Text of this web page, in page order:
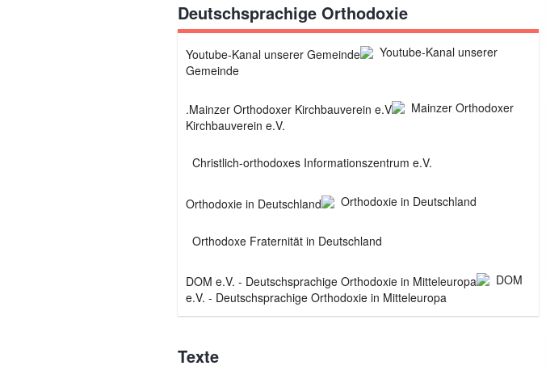
Deutschsprachige Orthodoxie
Youtube-Kanal unserer
Gemeinde
Mainzer Orthodoxer
Kirchbauverein e.V.
Christlich-orthodoxes Informationszentrum e.V.
Orthodoxie in Deutschland
Orthodoxe Fraternität in Deutschland
DOM
e.V. - Deutschsprachige Orthodoxie in Mitteleuropa
Texte